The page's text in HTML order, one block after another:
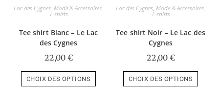
Lac des Cygnes, Mode & Accessoires,
T-shirts
Tee shirt Blanc – Le Lac
des Cygnes
22,00 €
CHOIX DES OPTIONS
Lac des Cygnes, Mode & Accessoires,
T-shirts
Tee shirt Noir – Le Lac des
Cygnes
22,00 €
CHOIX DES OPTIONS